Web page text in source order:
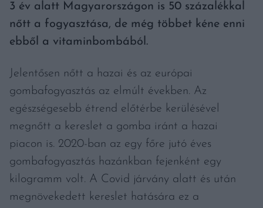
3 év alatt Magyarországon is 50 százalékkal
nőtt a fogyasztása, de még többet kéne enni
ebből a vitaminbombából.
Jelentősen nőtt a hazai és az európai
gombafogyasztás az elmúlt években. Az
egészségesebb étrend előtérbe kerülésével
megnőtt a kereslet a gomba iránt a hazai
piacon is. 2020-ban az egy főre jutó éves
gombafogyasztás hazánkban fejenként egy
kilogramm volt. A Covid járvány alatt és után
megnövekedett kereslet hatására ez a